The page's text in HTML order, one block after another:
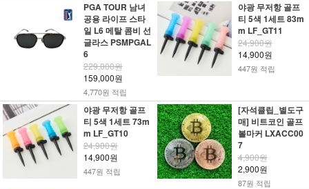
PGA TOUR 남녀
공용 라이프 스타
일 L6 메탈 콤비 선
글라스 PSMPGAL
6
229,000원
159,000원
4,770원 적립
야광 무저항 골프
티 5색 1세트 83m
m LF_GT11
24,900원
14,900원
447원 적립
야광 무저항 골프
티 5색 1세트 73m
m LF_GT10
24,900원
14,900원
447원 적립
[자석클립_별도구
매] 비트코인 골프
볼마커 LXACC00
7
4,900원
2,900원
87원 적립